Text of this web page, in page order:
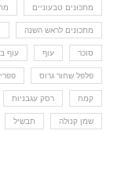
מתכונים טבעוניים
מתכונים לראש השנה
סוכר עוף עוף
פלפל שחור גרוס
קמח רסק עגבניות
שמן קנולה תבשיל